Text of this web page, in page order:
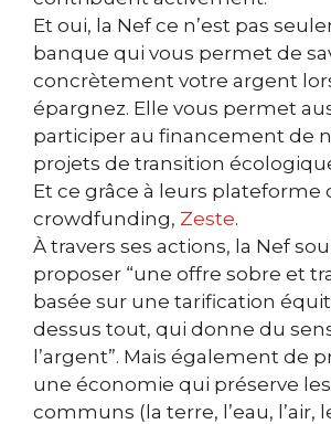
Et oui, la Nef ce n’est pas
banque qui vous permet de
concrètement votre argent
épargnez. Elle vous permet
participer au financement de
projets de transition
Et ce grâce à leurs plateforme
crowdfunding, Zeste.
À travers ses actions, la Nef
proposer “une offre sobre et
basée sur une tarification
dessus tout, qui donne du
l’argent”. Mais également de
une économie qui préserve
communs (la terre, l’eau, l’air,